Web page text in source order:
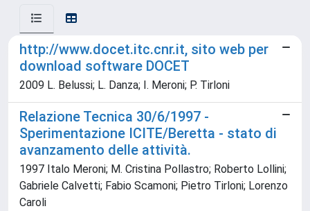
http://www.docet.itc.cnr.it, sito web per
download software DOCET
2009 L. Belussi; L. Danza; I. Meroni; P. Tirloni
Relazione Tecnica 30/6/1997 -
Sperimentazione ICITE/Beretta - stato di
avanzamento delle attività.
1997 Italo Meroni; M. Cristina Pollastro; Roberto Lollini;
Gabriele Calvetti; Fabio Scamoni; Pietro Tirloni; Lorenzo
Caroli